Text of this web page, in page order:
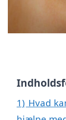
1) Hvad